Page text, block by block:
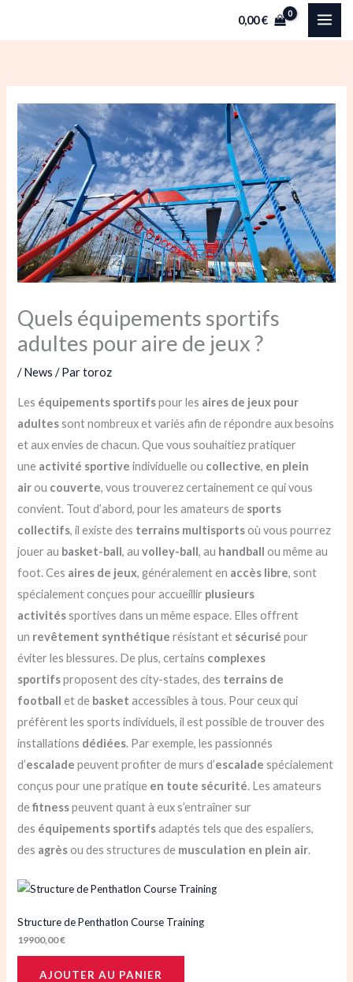
0,00€
Quels équipements sportifs
adultes pour aire de jeux ?
/News / Partoroz
Les équipements sportifspour les aires de jeux pour
adultessont nombreux et variés afin de répondre aux besoins
et aux envies de chacun. Que vous souhaitiez pratiquer
une activité sportive individuelle ou collective, en plein
airou couverte, vous trouverez certainement ce qui vous
convient. Tout d’abord, pour les amateurs de sports
collectifs, il existe des terrains multisportsoù vous pourrez
jouer au basket-ball, auvolley-ball, au handball ou même au
foot. Ces aires de jeux, généralement en accès libre, sont
spécialement conçues pour accueillir plusieurs
activitéssportives dans un même espace. Elles offrent
un revêtement synthétique résistant et sécurisé pour
éviter les blessures. De plus, certains complexes
sportifsproposent des city-stades, des terrains de
football et de basket accessibles à tous. Pour ceux qui
préfèrent les sports individuels, il est possible de trouver des
installations dédiées. Par exemple, les passionnés
d’escalade peuvent profiter de murs d’escalade spécialement
conçus pour une pratique en toute sécurité. Les amateurs
defitnesspeuvent quant à eux s’entraîner sur
des équipements sportifsadaptés tels que des espaliers,
des agrèsou des structures de musculation en plein air.
Structure de Penthatlon Course Training
19900,00€
AJOUTER AU PANIER